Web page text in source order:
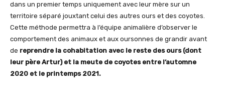
dans un premier temps uniquement avec leur mère sur un
territoire séparé jouxtant celui des autres ours et des coyotes.
Cette méthode permettra à l’équipe animalière d’observer le
comportement des animaux et aux oursonnes de grandir avant
de reprendre la cohabitation avec le reste des ours (dont
leur père Artur) et la meute de coyotes entre l’automne
2020 et le printemps 2021.